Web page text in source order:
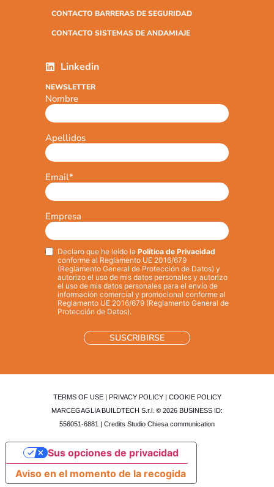
CONTACTO BARRERAS DE SEGURIDAD
CONTACTO SISTEMAS DE ANDAMIAJE
Linkedin
NEWSLETTER
Nombre
Apellidos
Email*
Empresa
Privacy*
Declaro que he leído la Política de Privacidad
conforme al Reglamento UE 2016/679
(Reglamento General de Protección de Datos) y
autorizo el uso de mis datos personales y autorizo
el uso de mis datos personales para el envío de
información comercial y promocional conforme al
Reglamento UE 2016/679 (Reglamento General de
Protección de Datos).
TERMS OF USE| PRIVACY POLICY| COOKIE POLICY
MARCEGAGLIA BUILDTECH S.r.l. © 2026 BUSINESS ID:
556051-6881 | Credits Studio Chiesa communication
Aviso en el momento de la recogida
Sus opciones de privacidad